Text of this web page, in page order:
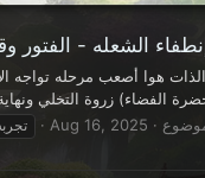
إنطفاء الشعله - الفتور
هوا أصعب مرحله تواجه
الفضاء) زروة التخلي
Aug 16, 2025